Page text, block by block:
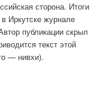
сторона. Итоги
Иркутске журнале
публикации скрыл
текст этой
— нивхи).